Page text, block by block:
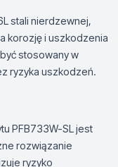
stali nierdzewnej,
korozję i uszkodzenia
stosowany w
ryzyka uszkodzeń.
PFB733W-SL jest
rozwiązanie
ryzyko